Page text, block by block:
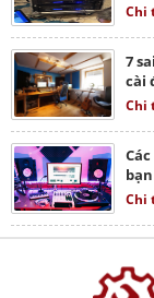
Chi
7
cài
Chi
Chi